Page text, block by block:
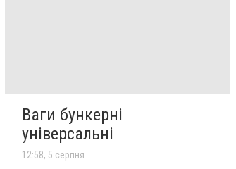
Ваги бункерні
універсальні
12:58, 5 серпня